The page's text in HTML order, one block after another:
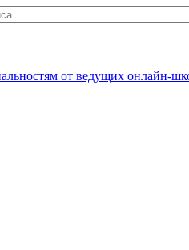
от ведущих онлайн-